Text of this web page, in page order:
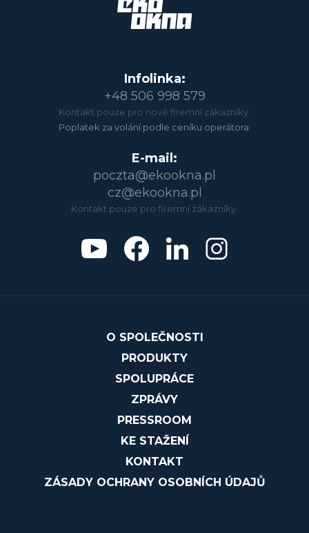
Infolinka:
+48 506 998 579
Kontakt pouze pro nové firemní zákazníky.
Poplatek za volání podle ceníku operátora.
E-mail:
poczta@ekookna.pl
cz@ekookna.pl
Kontakt pouze pro firemní zákazníky.
O SPOLEČNOSTI
PRODUKTY
SPOLUPRÁCE
ZPRÁVY
PRESSROOM
KE STAŽENÍ
KONTAKT
ZÁSADY OCHRANY OSOBNÍCH ÚDAJŮ